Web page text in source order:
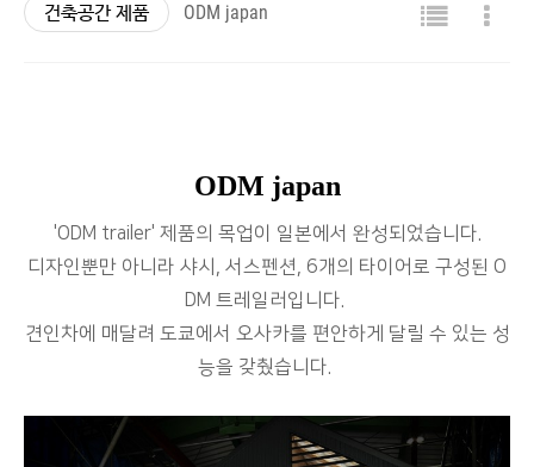
건축공간 제품 ODM japan
ODM japan
'ODM trailer' 제품의 목업이 일본에서 완성되었습니다.
디자인뿐만 아니라 샤시, 서스펜션, 6개의 타이어로 구성된 O
DM 트레일러입니다.
견인차에 매달려 도쿄에서 오사카를 편안하게 달릴 수 있는 성
능을 갖췄습니다.